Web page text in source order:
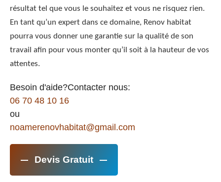
résultat tel que vous le souhaitez et vous ne risquez rien.
En tant qu’un expert dans ce domaine, Renov habitat
pourra vous donner une garantie sur la qualité de son
travail afin pour vous monter qu’il soit à la hauteur de vos
attentes.
Besoin d'aide?Contacter nous:
06 70 48 10 16
ou
noamerenovhabitat@gmail.com
Devis Gratuit